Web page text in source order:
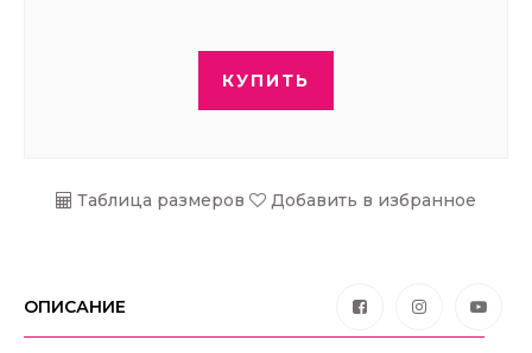
КУПИТЬ
Таблица размеров Добавить в избранное
ОПИСАНИЕ